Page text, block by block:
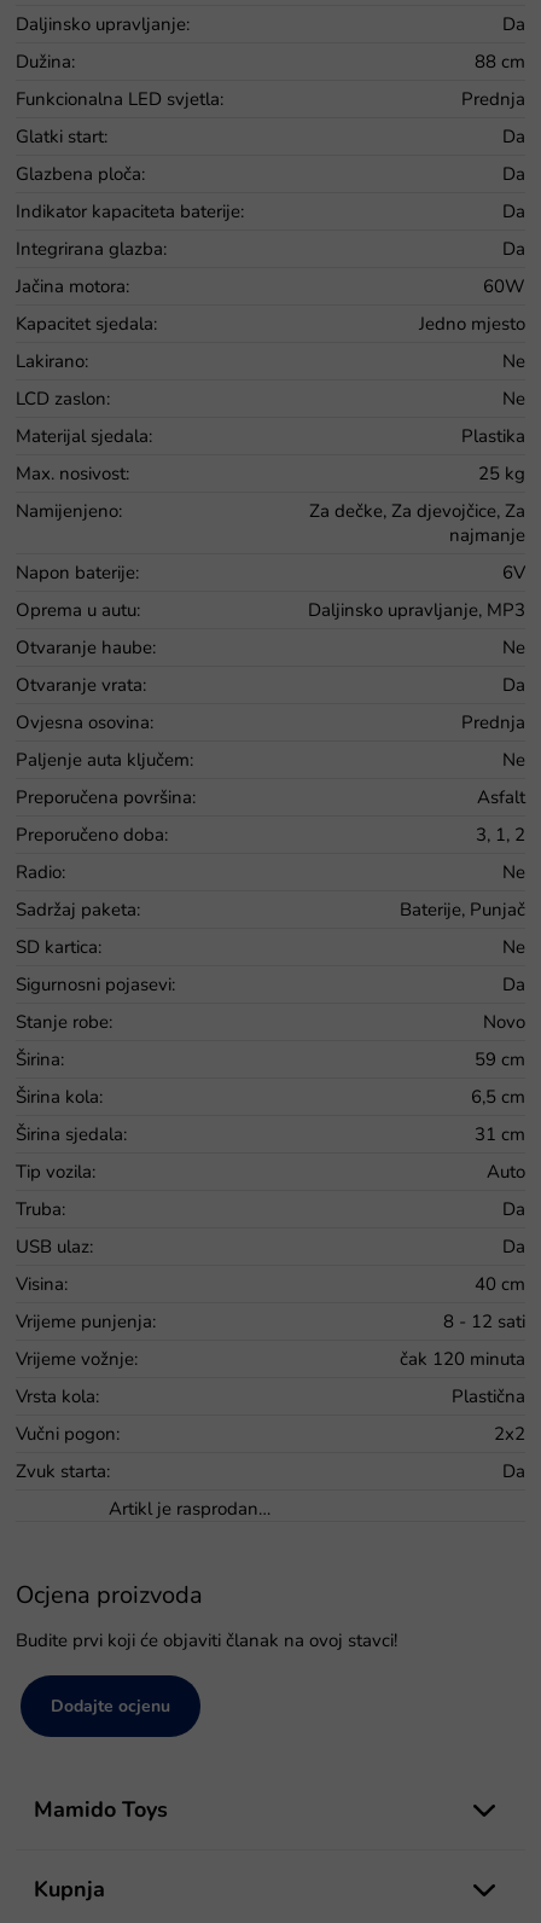
Daljinsko upravljanje:
Da
Dužina:
88 cm
Funkcionalna LED svjetla:
Prednja
Glatki start:
Da
Glazbena ploča:
Da
Indikator kapaciteta baterije:
Da
Integrirana glazba:
Da
Jačina motora:
60W
Kapacitet sjedala:
Jedno mjesto
Lakirano:
Ne
LCD zaslon:
Ne
Materijal sjedala:
Plastika
Max. nosivost:
25 kg
Namijenjeno:
Za dečke, Za djevojčice, Za
najmanje
Napon baterije:
6V
Oprema u autu:
Daljinsko upravljanje, MP3
Otvaranje haube:
Ne
Otvaranje vrata:
Da
Ovjesna osovina:
Prednja
Paljenje auta ključem:
Ne
Preporučena površina:
Asfalt
Preporučeno doba:
3, 1, 2
Radio:
Ne
Sadržaj paketa:
Baterije, Punjač
SD kartica:
Ne
Sigurnosni pojasevi:
Da
Stanje robe:
Novo
Širina:
59 cm
Širina kola:
6,5 cm
Širina sjedala:
31 cm
Tip vozila:
Auto
Truba:
Da
USB ulaz:
Da
Visina:
40 cm
Vrijeme punjenja:
8 - 12 sati
Vrijeme vožnje:
čak 120 minuta
Vrsta kola:
Plastična
Vučni pogon:
2x2
Zvuk starta:
Da
Artikl je rasprodan…
Ocjena proizvoda
Budite prvi koji će objaviti članak na ovoj stavci!
Dodajte ocjenu
Mamido Toys
Kupnja